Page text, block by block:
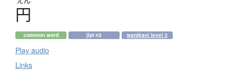
円
common word jlpt n3 wanikani level 2
Play audio
Links